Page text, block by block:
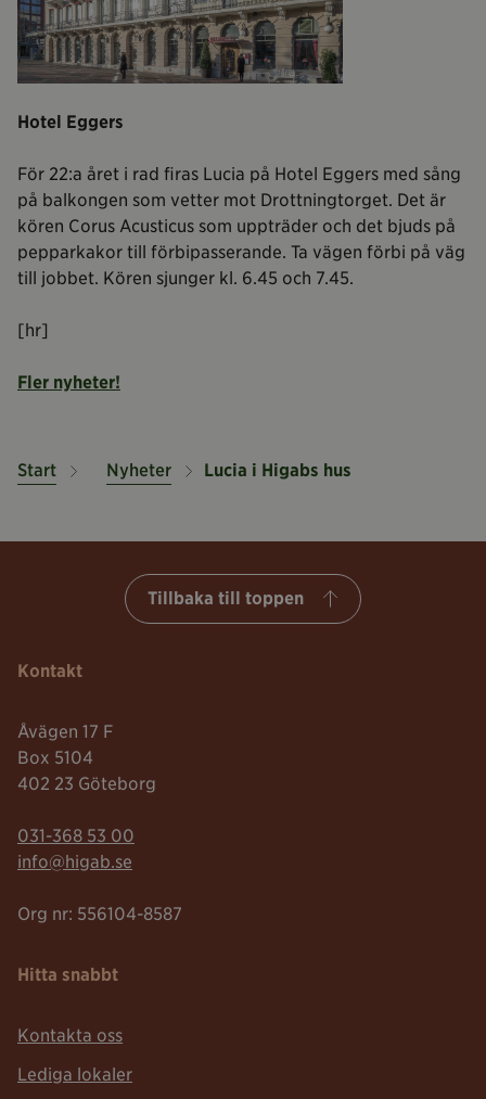
Hotel Eggers
För 22:a året i rad firas Lucia på Hotel Eggers med sång
på balkongen som vetter mot Drottningtorget. Det är
kören Corus Acusticus som uppträder och det bjuds på
pepparkakor till förbipasserande. Ta vägen förbi på väg
till jobbet. Kören sjunger kl. 6.45 och 7.45.
[hr]
Fler nyheter!
Start Nyheter Lucia i Higabs hus
Tillbaka till toppen
Kontakt
Åvägen 17 F
Box 5104
402 23 Göteborg
Telefonnummer:
031-368 53 00
Mailadress:
info@higab.se
Org nr: 556104-8587
Hitta snabbt
Kontakta oss
Lediga lokaler